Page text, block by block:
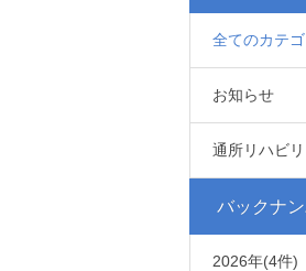
全てのカテ
お知らせ
通所リハビリ
バックナ
2026年(4件)